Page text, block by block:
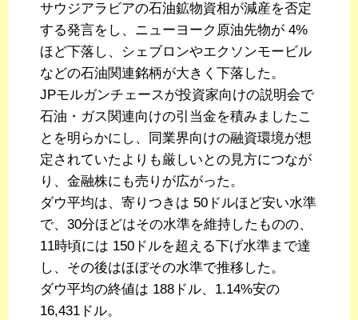
サウジアラビアの石油鉱物資相が減産を否定
する発言をし、ニューヨーク原油先物が 4%
ほど下落し、シェブロンやエクソンモービル
などの石油関連銘柄が大きく下落した。
JPモルガンチェースが投資家向けの説明会で
石油・ガス関連向けの引当金を積みましたこ
とを明らかにし、同業界向けの融資環境が想
定されていたよりも厳しいとの見方につなが
り、金融株にも売りが広がった。
ダウ平均は、寄りつきは 50ドルほど安い水準
で、30分ほどはその水準を維持したものの、
11時頃には 150ドルを超える下げ水準まで達
し、その後はほぼその水準で推移した。
ダウ平均の終値は 188ドル、1.14%安の
16,431ドル。